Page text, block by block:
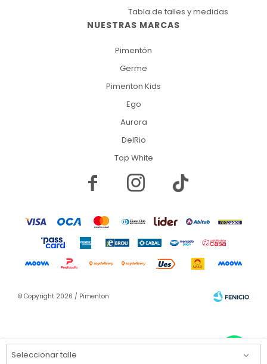
Seleccionar talle
NUESTRAS MARCAS
Pimentón
Germe
Pimenton Kids
Ego
Aurora
DelRio
Top White
Tabla de talles y medidas
 
© Copyright 2026 / Pimenton